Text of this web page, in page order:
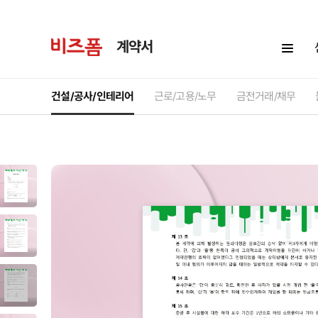
계약서
건설/공사/인테리어 근로/고용/노무 금전거래/채무